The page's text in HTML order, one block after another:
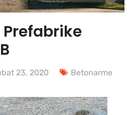
23, 2020 Betonarme